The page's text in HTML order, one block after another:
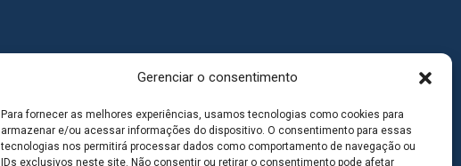
Gerenciar o consentimento
Para fornecer as melhores experiências, usamos tecnologias como cookies para
armazenar e/ou acessar informações do dispositivo. O consentimento para essas
tecnologias nos permitirá processar dados como comportamento de navegação ou
IDs exclusivos neste site. Não consentir ou retirar o consentimento pode afetar